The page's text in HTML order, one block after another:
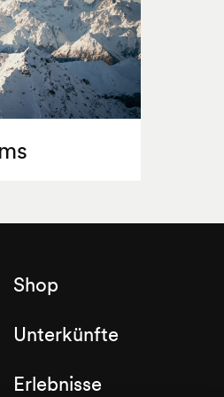
und
Shop
Unterkünfte
Erlebnisse